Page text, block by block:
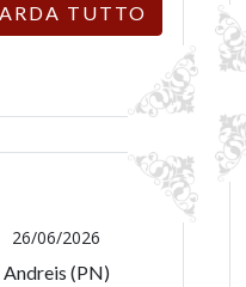
TUTTO
26/06/2026
Andreis (PN)